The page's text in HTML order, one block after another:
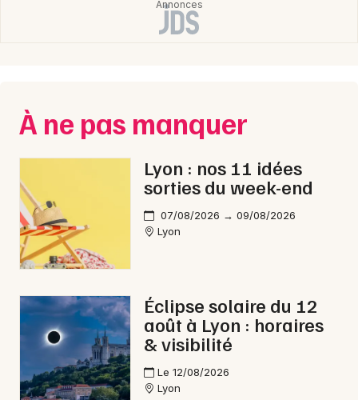
À ne pas manquer
Lyon : nos 11 idées
sorties du week-end
07/08/2026 → 09/08/2026
Lyon
Éclipse solaire du 12
août à Lyon : horaires
& visibilité
Le 12/08/2026
Lyon